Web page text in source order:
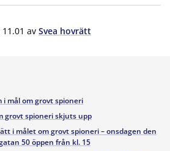
av Svea hovrätt
i mål om grovt spioneri
grovt spioneri skjuts upp
i målet om grovt spioneri – onsdagen den
50 öppen från kl. 15